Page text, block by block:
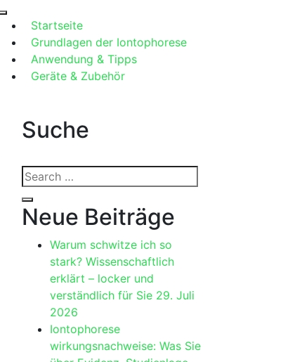
Startseite
Grundlagen der Iontophorese
Anwendung & Tipps
Geräte & Zubehör
Suche
Search
for:
Search
Neue Beiträge
Warum schwitze ich so
stark? Wissenschaftlich
erklärt – locker und
verständlich für Sie 29. Juli
2026
Iontophorese
wirkungsnachweise: Was Sie